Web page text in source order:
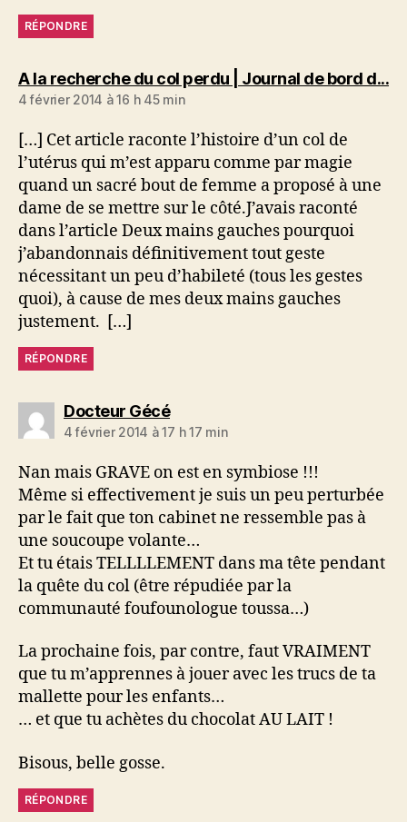
RÉPONDRE
A la recherche du col perdu | Journal de bord d...
4 février 2014 à 16 h 45 min
[…] Cet article raconte l’histoire d’un col de
l’utérus qui m’est apparu comme par magie
quand un sacré bout de femme a proposé à une
dame de se mettre sur le côté.J’avais raconté
dans l’article Deux mains gauches pourquoi
j’abandonnais définitivement tout geste
nécessitant un peu d’habileté (tous les gestes
quoi), à cause de mes deux mains gauches
justement. […]
RÉPONDRE
Docteur Gécédit :
4 février 2014 à 17 h 17 min
Nan mais GRAVE on est en symbiose !!!
Même si effectivement je suis un peu perturbée
par le fait que ton cabinet ne ressemble pas à
une soucoupe volante…
Et tu étais TELLLLEMENT dans ma tête pendant
la quête du col (être répudiée par la
communauté foufounologue toussa…)
La prochaine fois, par contre, faut VRAIMENT
que tu m’apprennes à jouer avec les trucs de ta
mallette pour les enfants…
… et que tu achètes du chocolat AU LAIT !
Bisous, belle gosse.
RÉPONDRE